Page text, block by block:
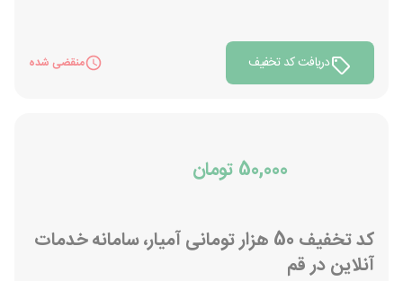
دریافت کد تخفیف منقضی شده
50,000 تومان
کد تخفیف 50 هزار تومانی آمیار، سامانه خدمات
آنلاین در قم